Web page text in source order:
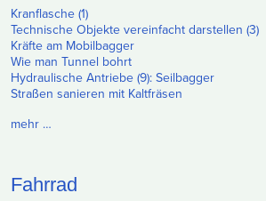
Kranflasche (1)
Technische Objekte vereinfacht darstellen (3)
Kräfte am Mobilbagger
Wie man Tunnel bohrt
Hydraulische Antriebe (9): Seilbagger
Straßen sanieren mit Kaltfräsen
mehr …
Fahrrad